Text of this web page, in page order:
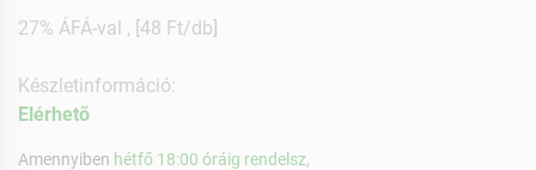
27% ÁFÁ-val , [48 Ft/db]
Készletinformáció:
Elérhetõ
Amennyiben hétfő 18:00 óráig rendelsz,